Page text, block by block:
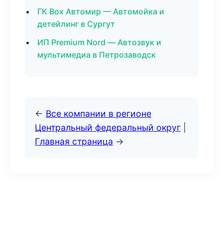
ГК Box Автомир — Автомойка и
детейлинг в Сургут
ИП Premium Nord — Автозвук и
мультимедиа в Петрозаводск
← Все компании в регионе
Центральный федеральный округ
Главная страница →